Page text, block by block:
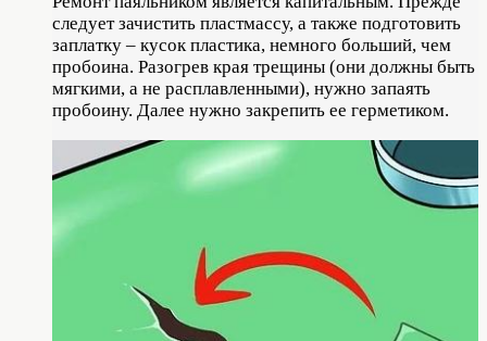
следует зачистить пластмассу, а также подготовить
заплатку – кусок пластика, немного больший, чем
пробоина. Разогрев края трещины (они должны быть
мягкими, а не расплавленными), нужно запаять
пробоину. Далее нужно закрепить ее герметиком.